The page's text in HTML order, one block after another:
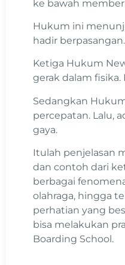
ke bawah
Hukum ini
hadir berpasangan.
Ketiga Hukum
gerak dalam
Sedangkan
percepatan. Lalu,
gaya.
Itulah penjelasan
dan contoh dari
berbagai
olahraga, hingga
perhatian yang
bisa melakukan
Boarding School.